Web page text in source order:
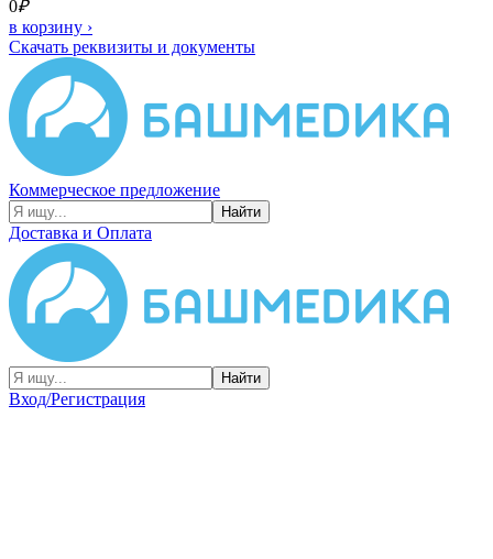
0₽
в корзину ›
Скачать реквизиты и документы
Коммерческое предложение
Найти
Доставка и Оплата
Найти
Вход/Регистрация